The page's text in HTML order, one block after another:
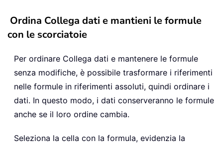
Ordina Collega dati e mantieni le formule
con le scorciatoie
Per ordinare Collega dati e mantenere le formule
senza modifiche, è possibile trasformare i riferimenti
nelle formule in riferimenti assoluti, quindi ordinare i
dati. In questo modo, i dati conserveranno le formule
anche se il loro ordine cambia.
Seleziona la cella con la formula, evidenzia la